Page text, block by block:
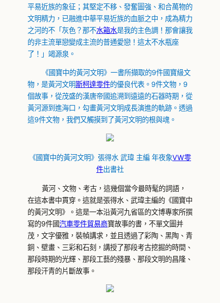
平易近族的象征；其堅定不移、發奮圖強、和合萬物的
文明精力，已融進中華平易近族的血脈之中，成為精力
之河的不「灰色？那不水箱水是我的主色調！那會讓我
的非主流單戀變成主流的普通愛戀！這太不水瓶座
了！」竭源泉。
《國寶中的黃河文明》一書所擷取的9件國寶級文
物，是黃河文明斯柯達零件的優良代表。9件文物，9
個故事，從茂盛的漢唐帝國追溯到遠遠的石器時期，從
黃河源到進海口，勾畫黃河文明成長演進的軌跡。透過
這9件文物，我們又觸摸到了黃河文明的根與魂。
《國寶中的黃河文明》張得水 武瑋 主編 年夜象VW零
件出書社
黃河、文物、考古，這幾個當今最時髦的詞語，
在這本書中貫穿。這就是張得水、武瑋主編的《國寶中
的黃河文明》。這是一本沿黃河九省區的文博專家所撰
寫的9件國汽車零件貿易商寶故事的書，不單文圖并
茂，文字優雅，裝幀講求，並且透過了彩陶、黑陶、青
銅、壁畫、三彩和石刻，講授了那段考古挖掘的時間、
那段時期的光輝、那段工藝的殘暴、那段文明的昌隆、
那段汗青的片斷故事。